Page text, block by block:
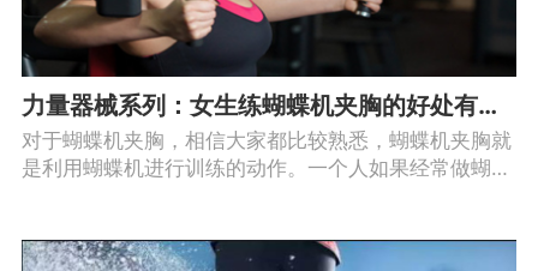
力量器械系列：女生练蝴蝶机夹胸的好处有哪些？
对于蝴蝶机夹胸，相信大家都比较熟悉，蝴蝶机夹胸就
是利用蝴蝶机进行训练的动作。一个人如果经常做蝴蝶